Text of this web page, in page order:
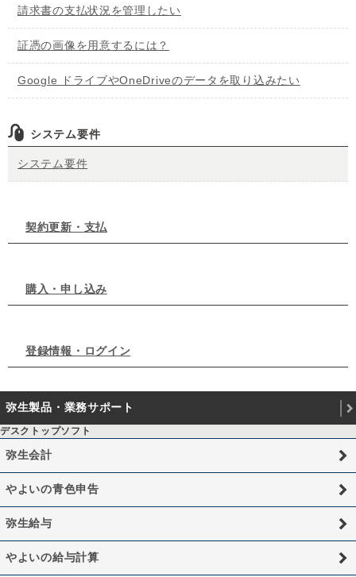
請求書の支払状況を管理したい
証憑の画像を用意するには？
Google ドライブやOneDriveのデータを取り込みたい
システム要件
システム要件
契約更新・支払
購入・申し込み
登録情報・ログイン
弥生製品・業務サポート
デスクトップソフト
弥生会計
やよいの青色申告
弥生給与
やよいの給与計算